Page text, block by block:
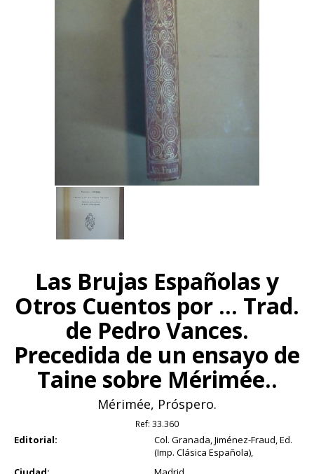
Las Brujas Españolas y
Otros Cuentos por ... Trad.
de Pedro Vances.
Precedida de un ensayo de
Taine sobre Mérimée..
Mérimée, Próspero.
Ref: 33.360
Editorial:
Col. Granada, Jiménez-Fraud, Ed.
(Imp. Clásica Española),